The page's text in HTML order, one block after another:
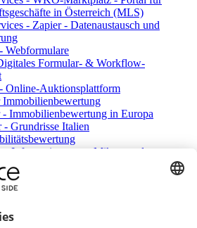
in Österreich (MLS)
- Zapier - Datenaustausch und
Webformulare
Formular- & Workflow-
Online-Auktionsplattform
Immobilienbewertung
- Immobilienbewertung in Europa
- Grundrisse Italien
- Informationen zur Mikro- und
Marketplacekauf
über Referenz-ID